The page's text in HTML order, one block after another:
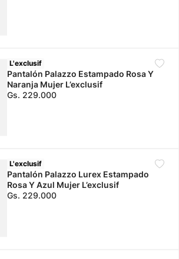
L'exclusif
Pantalón Palazzo Estampado Rosa Y
Naranja Mujer L’exclusif
Gs. 229.000
L'exclusif
Pantalón Palazzo Lurex Estampado
Rosa Y Azul Mujer L’exclusif
Gs. 229.000